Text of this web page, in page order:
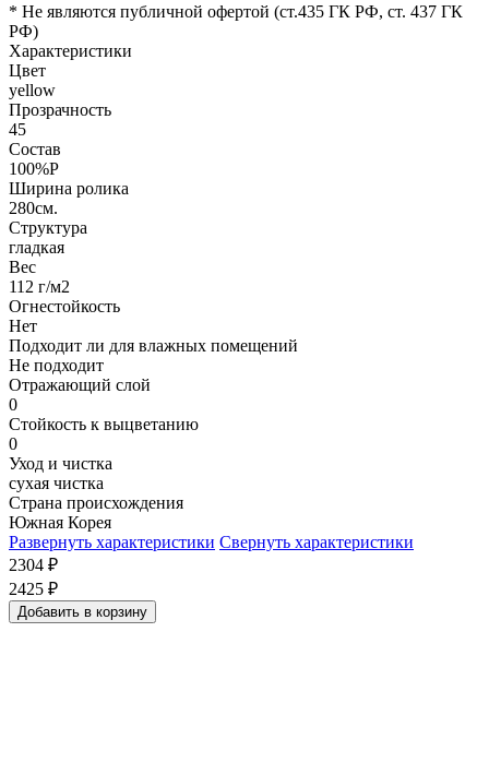
* Не являются публичной офертой (ст.435 ГК РФ, cт. 437 ГК
РФ)
Характеристики
Цвет
yellow
Прозрачность
45
Состав
100%P
Ширина ролика
280см.
Структура
гладкая
Вес
112 г/м2
Огнестойкость
Нет
Подходит ли для влажных помещений
Не подходит
Отражающий слой
0
Стойкость к выцветанию
0
Уход и чистка
сухая чистка
Страна происхождения
Южная Корея
Развернуть характеристики Свернуть характеристики
2304 ₽
2425 ₽
Добавить в корзину